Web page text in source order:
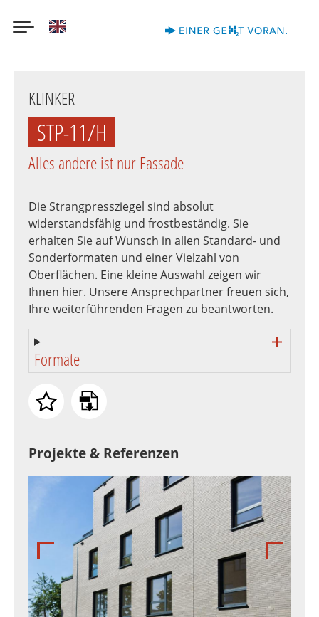
KLINKER
STP-11/H
Alles andere ist nur Fassade
Die Strangpressziegel sind absolut
widerstandsfähig und frostbeständig. Sie
erhalten Sie auf Wunsch in allen Standard- und
Sonderformaten und einer Vielzahl von
Oberflächen. Eine kleine Auswahl zeigen wir
Ihnen hier. Unsere Ansprechpartner freuen sich,
Ihre weiterführenden Fragen zu beantworten.
Formate
Projekte & Referenzen